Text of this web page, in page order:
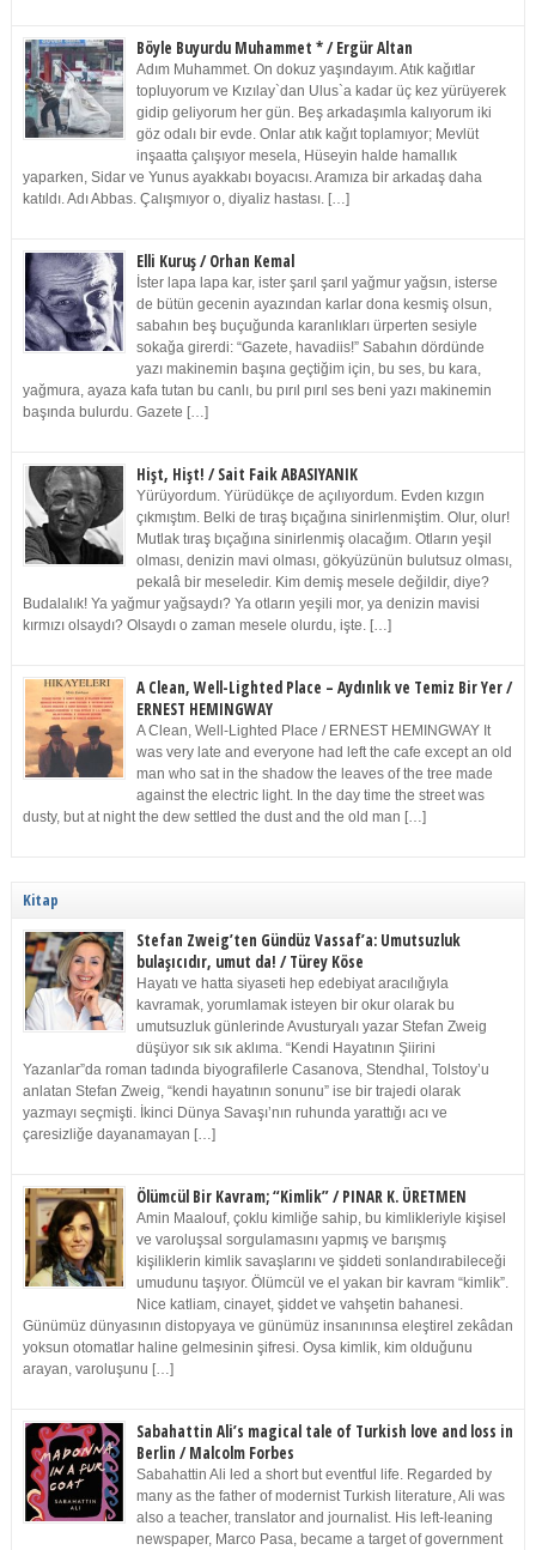
Böyle Buyurdu Muhammet * / Ergür Altan
Adım Muhammet. On dokuz yaşındayım. Atık kağıtlar
topluyorum ve Kızılay`dan Ulus`a kadar üç kez yürüyerek
gidip geliyorum her gün. Beş arkadaşımla kalıyorum iki
göz odalı bir evde. Onlar atık kağıt toplamıyor; Mevlüt
inşaatta çalışıyor mesela, Hüseyin halde hamallık
yaparken, Sidar ve Yunus ayakkabı boyacısı. Aramıza bir arkadaş daha
katıldı. Adı Abbas. Çalışmıyor o, diyaliz hastası. […]
Elli Kuruş / Orhan Kemal
İster lapa lapa kar, ister şarıl şarıl yağmur yağsın, isterse
de bütün gecenin ayazından karlar dona kesmiş olsun,
sabahın beş buçuğunda karanlıkları ürperten sesiyle
sokağa girerdi: “Gazete, havadiis!” Sabahın dördünde
yazı makinemin başına geçtiğim için, bu ses, bu kara,
yağmura, ayaza kafa tutan bu canlı, bu pırıl pırıl ses beni yazı makinemin
başında bulurdu. Gazete […]
Hişt, Hişt! / Sait Faik ABASIYANIK
Yürüyordum. Yürüdükçe de açılıyordum. Evden kızgın
çıkmıştım. Belki de tıraş bıçağına sinirlenmiştim. Olur, olur!
Mutlak tıraş bıçağına sinirlenmiş olacağım. Otların yeşil
olması, denizin mavi olması, gökyüzünün bulutsuz olması,
pekalâ bir meseledir. Kim demiş mesele değildir, diye?
Budalalık! Ya yağmur yağsaydı? Ya otların yeşili mor, ya denizin mavisi
kırmızı olsaydı? Olsaydı o zaman mesele olurdu, işte. […]
A Clean, Well-Lighted Place – Aydınlık ve Temiz Bir Yer /
ERNEST HEMINGWAY
A Clean, Well-Lighted Place / ERNEST HEMINGWAY It
was very late and everyone had left the cafe except an old
man who sat in the shadow the leaves of the tree made
against the electric light. In the day time the street was
dusty, but at night the dew settled the dust and the old man […]
Kitap
Stefan Zweig’ten Gündüz Vassaf’a: Umutsuzluk
bulaşıcıdır, umut da! / Türey Köse
Hayatı ve hatta siyaseti hep edebiyat aracılığıyla
kavramak, yorumlamak isteyen bir okur olarak bu
umutsuzluk günlerinde Avusturyalı yazar Stefan Zweig
düşüyor sık sık aklıma. “Kendi Hayatının Şiirini
Yazanlar”da roman tadında biyografilerle Casanova, Stendhal, Tolstoy’u
anlatan Stefan Zweig, “kendi hayatının sonunu” ise bir trajedi olarak
yazmayı seçmişti. İkinci Dünya Savaşı’nın ruhunda yarattığı acı ve
çaresizliğe dayanamayan […]
Ölümcül Bir Kavram; “Kimlik” / PINAR K. ÜRETMEN
Amin Maalouf, çoklu kimliğe sahip, bu kimlikleriyle kişisel
ve varoluşsal sorgulamasını yapmış ve barışmış
kişiliklerin kimlik savaşlarını ve şiddeti sonlandırabileceği
umudunu taşıyor. Ölümcül ve el yakan bir kavram “kimlik”.
Nice katliam, cinayet, şiddet ve vahşetin bahanesi.
Günümüz dünyasının distopyaya ve günümüz insanınınsa eleştirel zekâdan
yoksun otomatlar haline gelmesinin şifresi. Oysa kimlik, kim olduğunu
arayan, varoluşunu […]
Sabahattin Ali’s magical tale of Turkish love and loss in
Berlin / Malcolm Forbes
Sabahattin Ali led a short but eventful life. Regarded by
many as the father of modernist Turkish literature, Ali was
also a teacher, translator and journalist. His left-leaning
newspaper, Marco Pasa, became a target of government